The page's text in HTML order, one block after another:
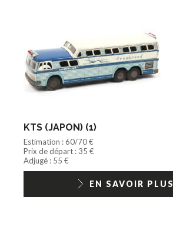
KTS (JAPON) (1)
Estimation : 60/70 €
Prix de départ : 35 €
Adjugé : 55 €
EN SAVOIR PLUS